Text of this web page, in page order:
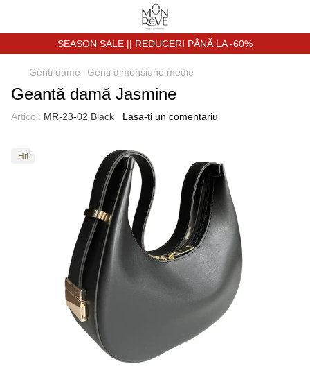
SEASON SALE || REDUCERI PÂNĂ LA -60%
Genti dame Genti dimensiune medie
Geantă damă Jasmine
Articol: MR-23-02 Black Lasa-ți un comentariu
Hit